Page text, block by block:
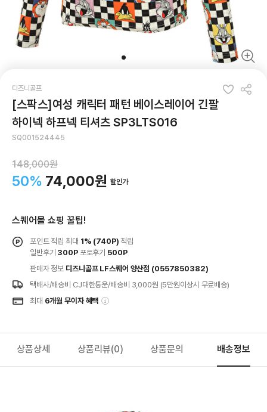
디즈니골프
[스팍스]여성 캐릭터 패턴 베이스레이어 긴팔
하이넥 하프넥 티셔츠 SP3LTS016
SQ001524445
148,000원
50% 74,000원 할인가
스퀘어몰 쇼핑 꿀팁!
포인트 적립 최대 1% (740P) 적립
일반후기 300P포토후기 500P
판매자 정보 디즈니골프 LF스퀘어 양산점 (0557850382)
택배사/배송비 CJ대한통운/배송비 3,000원 (5만원이상시 무료배송)
최대 6개월 무이자 혜택
상품상세 상품리뷰(0) 상품문의 배송정보